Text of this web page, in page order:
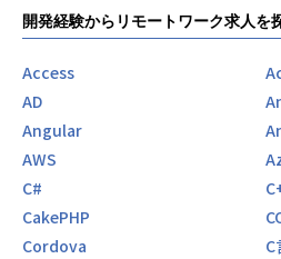
開発経験からリモートワーク求人を
Access
AD
Angular
AWS
C#
CakePHP
Cordova
C